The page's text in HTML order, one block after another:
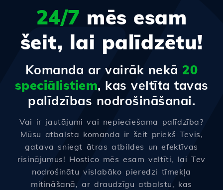
24/7 mēs esam
šeit, lai palīdzētu!
Komanda ar vairāk nekā 20
speciālistiem, kas veltīta tavas
palīdzības nodrošināšanai.
Vai ir jautājumi vai nepieciešama palīdzība?
Mūsu atbalsta komanda ir šeit priekš Tevis,
gatava sniegt ātras atbildes un efektīvas
risinājumus! Hostico mēs esam veltīti, lai Tev
nodrošinātu vislabāko pieredzi tīmekļa
mitināšanā, ar draudzīgu atbalstu, kas